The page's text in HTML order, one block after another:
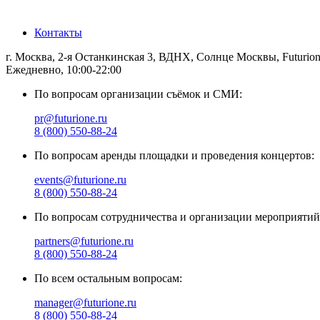
Контакты
г. Москва, 2-я Останкинская 3, ВДНХ, Солнце Москвы,
Ежедневно, 10:00-22:00
По вопросам организации съёмок и СМИ:
pr@futurione.ru
8 (800) 550-88-24
По вопросам аренды площадки и проведения концертов:
events@futurione.ru
8 (800) 550-88-24
По вопросам сотрудничества и организации
partners@futurione.ru
8 (800) 550-88-24
По всем остальным вопросам:
manager@futurione.ru
8 (800) 550-88-24